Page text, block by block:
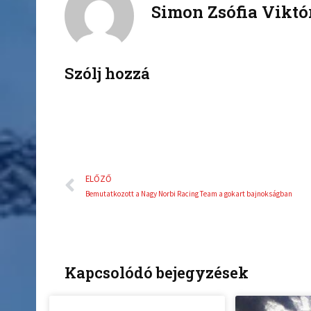
b
t
t
Simon Zsófia
Szólj hozzá
Előző
ELŐZŐ
Bemutatkozott a Nagy Norbi Racing Team a gokart bajnokságban
Kapcsolódó bejegyzések